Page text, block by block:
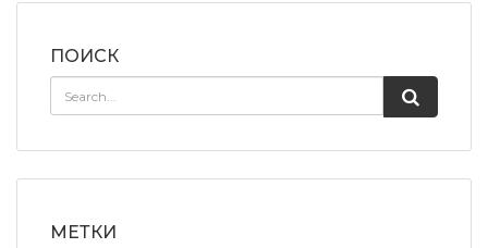
ПОИСК
МЕТКИ